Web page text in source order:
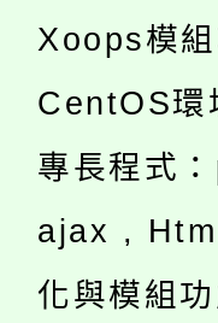
Xoops模
CentOS環
專長程式
ajax ,
化與模組功